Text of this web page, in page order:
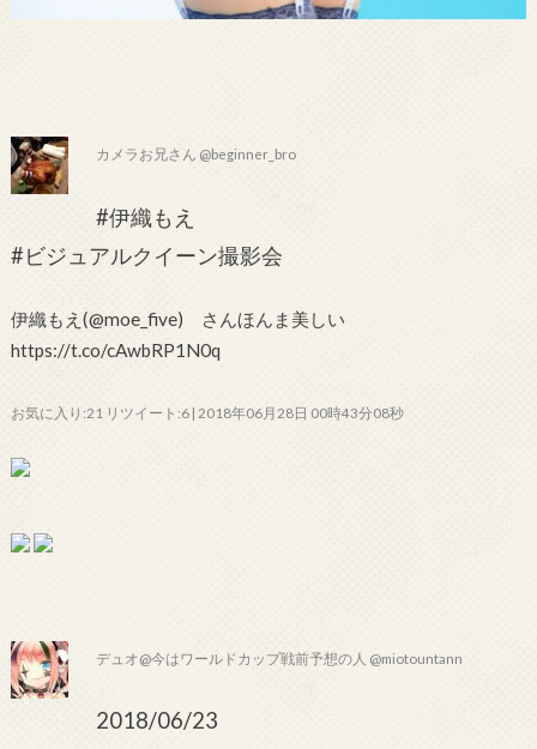
カメラお兄さん @beginner_bro
#伊織もえ
#ビジュアルクイーン撮影会
伊織もえ(@moe_five) さんほんま美しい
https://t.co/cAwbRP1N0q
お気に入り:21 リツイート:6 | 2018年06月28日 00時43分08秒
デュオ@今はワールドカップ戦前予想の人 @miotountann
2018/06/23